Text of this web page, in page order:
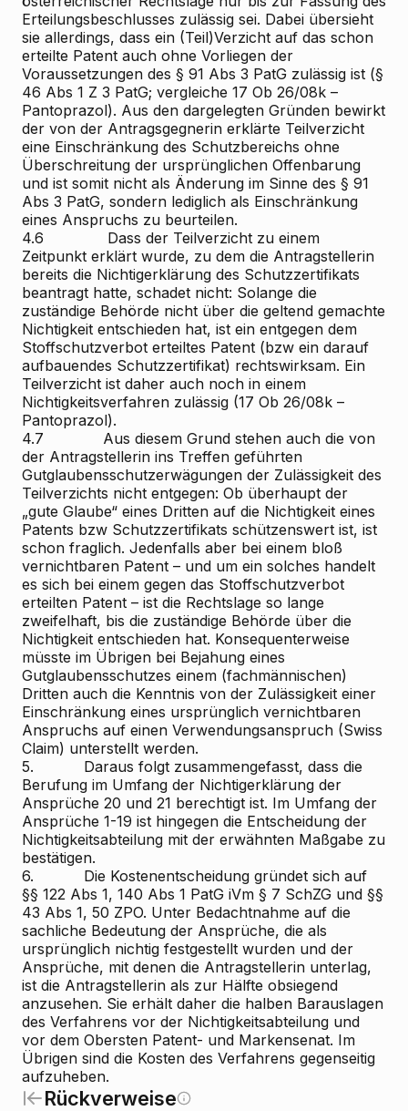
Erteilungsbeschlusses zulässig sei. Dabei übersieht
sie allerdings, dass ein (Teil)Verzicht auf das schon
erteilte Patent auch ohne Vorliegen der
Voraussetzungen des § 91 Abs 3 PatG zulässig ist (§
46 Abs 1 Z 3 PatG; vergleiche 17 Ob 26/08k –
Pantoprazol). Aus den dargelegten Gründen bewirkt
der von der Antragsgegnerin erklärte Teilverzicht
eine Einschränkung des Schutzbereichs ohne
Überschreitung der ursprünglichen Offenbarung
und ist somit nicht als Änderung im Sinne des § 91
Abs 3 PatG, sondern lediglich als Einschränkung
eines Anspruchs zu beurteilen.
4.6 Dass der Teilverzicht zu einem
Zeitpunkt erklärt wurde, zu dem die Antragstellerin
bereits die Nichtigerklärung des Schutzzertifikats
beantragt hatte, schadet nicht: Solange die
zuständige Behörde nicht über die geltend gemachte
Nichtigkeit entschieden hat, ist ein entgegen dem
Stoffschutzverbot erteiltes Patent (bzw ein darauf
aufbauendes Schutzzertifikat) rechtswirksam. Ein
Teilverzicht ist daher auch noch in einem
Nichtigkeitsverfahren zulässig (17 Ob 26/08k –
Pantoprazol).
4.7 Aus diesem Grund stehen auch die von
der Antragstellerin ins Treffen geführten
Gutglaubensschutzerwägungen der Zulässigkeit des
Teilverzichts nicht entgegen: Ob überhaupt der
„gute Glaube“ eines Dritten auf die Nichtigkeit eines
Patents bzw Schutzzertifikats schützenswert ist, ist
schon fraglich. Jedenfalls aber bei einem bloß
vernichtbaren Patent – und um ein solches handelt
es sich bei einem gegen das Stoffschutzverbot
erteilten Patent – ist die Rechtslage so lange
zweifelhaft, bis die zuständige Behörde über die
Nichtigkeit entschieden hat. Konsequenterweise
müsste im Übrigen bei Bejahung eines
Gutglaubensschutzes einem (fachmännischen)
Dritten auch die Kenntnis von der Zulässigkeit einer
Einschränkung eines ursprünglich vernichtbaren
Anspruchs auf einen Verwendungsanspruch (Swiss
Claim) unterstellt werden.
5. Daraus folgt zusammengefasst, dass die
Berufung im Umfang der Nichtigerklärung der
Ansprüche 20 und 21 berechtigt ist. Im Umfang der
Ansprüche 1-19 ist hingegen die Entscheidung der
Nichtigkeitsabteilung mit der erwähnten Maßgabe zu
bestätigen.
6. Die Kostenentscheidung gründet sich auf
§§ 122 Abs 1, 140 Abs 1 PatG iVm § 7 SchZG und §§
43 Abs 1, 50 ZPO. Unter Bedachtnahme auf die
sachliche Bedeutung der Ansprüche, die als
ursprünglich nichtig festgestellt wurden und der
Ansprüche, mit denen die Antragstellerin unterlag,
ist die Antragstellerin als zur Hälfte obsiegend
anzusehen. Sie erhält daher die halben Barauslagen
des Verfahrens vor der Nichtigkeitsabteilung und
vor dem Obersten Patent- und Markensenat. Im
Übrigen sind die Kosten des Verfahrens gegenseitig
aufzuheben.
Rückverweise